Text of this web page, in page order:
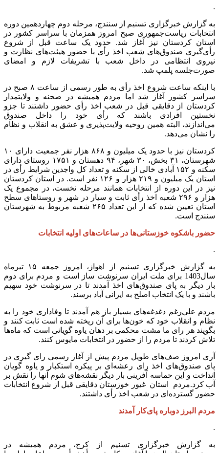
.
به گزارش خبرگزاری تسنیم از سنندج، مرحله دوم چهاردهمین دوره
انتخابات ریاست‌جمهوری صبح امروز همزمان با سراسر کشور در
استان کردستان نیز آغاز شد. حدود یک ساعت قبل از شروع
رأی‌گیری صندوق‌های شعب اخذ رأی با حضور هیئت‌های نظارت و
نیروی انتظامی در داخل شعب با تشریفات لازم و امضای
صورت‌جلسه پلمپ شد.
با اینکه ساعت شروع اخذ رأی به طور رسمی از ساعت ۸ صبح در
سراسر کشور آغاز شد اما مردم همیشه در صحنه و ولایتمدار
کردستان از دقایقی قبل در شعب اخذ رأی حضور داشتند تا جزو
نخستین افرادی باشند که رأی خود را داخل صندوق
می‌اندازند، البته همین روحیه ولایت‌پذیری و عشق به انقلاب و نظام
را نشان می‌دهد‌.
کردستان نیز با حدود یک میلیون و ۸۶۸ هزار نفر جمعیت دارای ۱۰
شهرستان، ۳۱ بخش، ۳۰ شهر، ۹۴ دهستان و ۱۷۵۱ روستای دارای
سکنه و ۱۵۲ آبادی خالی از سکنه و تعداد کل واجدین شرایط رأی در
استان یک میلیون و ۲۱۹ هزار و ۱۲۶ نفر است. در استان کردستان
نیز در این دوره از انتخابات همانند مرحله نخست، در مجموع یک
هزار و ۲۹۶ شعبه اخذ رأی ثابت و سیار در شهر و روستاهای سطح
استان تعیین شده که از این تعداد ۲۶۵ شعبه مربوط به شهرستان
سنندج است.
حضور باشکوه خوزستانی‌ها در ساعات‌های اولیه انتخابات
.
به گزارش خبرگزاری تسنیم از اهواز، امروز جمعه ۱۵ تیرماه
سال1403 برای ملت ایران سرنوشت ساز است و مردم برای دوم
بار دیگر به پای صندوق‌های اخذ آمدند تا در سرنوشت خود سهیم
باشند و با یک انتخاب اصلح به ایرانی آباد برسند.
مردم علی‌رغم دغدغه‌های بسیار باز هم آمدند تا وفاداری خود را به
نظام و انقلاب خود که خون‌ها برای آن ریخته شده است ثابت کنند و
بگویند هر رای ما مشت محکمی بر دهان یاوه گویانی است که ماه‌ها
تلاش کردند تا مردم را از حضور در انتخابات مایوس کنند.
آری امروز صف‌های طویل مردم پیش از آغاز رسمی رای گیری در
پای صندوق‌های اخذ رای رعشه‌ای بر پیکره استکبار و یاوه گویان
انداخت و این حماسه آفرینی بار دیگر نقشه‌های شوم آنها را نقش بر
آب کرد.مردم استان غیور خوزستان دقایقی قبل از شروع انتخابات
حضور گسترده‌ای در شعب اخذ رأی داشتند.
مردم البرز دوباره پای‌کار آمدند
.
به گزارش خبرگزاری تسنیم از کرج، مردم همیشه در